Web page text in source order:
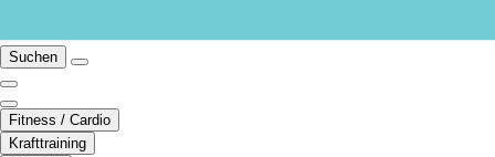
Suchen
Fitness / Cardio
Krafttraining